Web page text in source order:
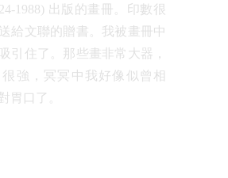
1988) 出版的畫冊。印數很
給文聯的贈書。我被畫冊中
引住了。那些畫非常大器，
強，冥冥中我好像似曾相
胃口了。